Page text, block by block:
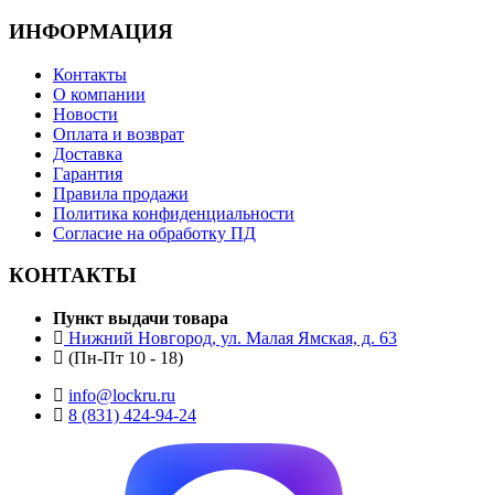
ИНФОРМАЦИЯ
Контакты
О компании
Новости
Оплата и возврат
Доставка
Гарантия
Правила продажи
Политика конфиденциальности
Согласие на обработку ПД
КОНТАКТЫ
Пункт выдачи товара
Нижний Новгород, ул. Малая Ямская, д. 63
(Пн-Пт 10 - 18)
info@lockru.ru
8 (831) 424-94-24